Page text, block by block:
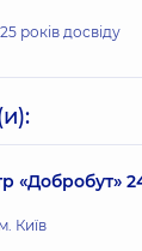
25 років досвіду
«Добробут»
Київ